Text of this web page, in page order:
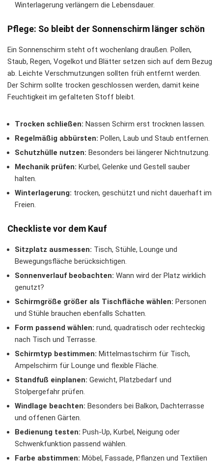
Winterlagerung verlängern die Lebensdauer.
Pflege: So bleibt der Sonnenschirm länger schön
Ein Sonnenschirm steht oft wochenlang draußen. Pollen,
Staub, Regen, Vogelkot und Blätter setzen sich auf dem Bezug
ab. Leichte Verschmutzungen sollten früh entfernt werden.
Der Schirm sollte trocken geschlossen werden, damit keine
Feuchtigkeit im gefalteten Stoff bleibt.
Trocken schließen: Nassen Schirm erst trocknen lassen.
Regelmäßig abbürsten: Pollen, Laub und Staub entfernen.
Schutzhülle nutzen: Besonders bei längerer Nichtnutzung.
Mechanik prüfen: Kurbel, Gelenke und Gestell sauber
halten.
Winterlagerung: trocken, geschützt und nicht dauerhaft im
Freien.
Checkliste vor dem Kauf
Sitzplatz ausmessen: Tisch, Stühle, Lounge und
Bewegungsfläche berücksichtigen.
Sonnenverlauf beobachten: Wann wird der Platz wirklich
genutzt?
Schirmgröße größer als Tischfläche wählen: Personen
und Stühle brauchen ebenfalls Schatten.
Form passend wählen: rund, quadratisch oder rechteckig
nach Tisch und Terrasse.
Schirmtyp bestimmen: Mittelmastschirm für Tisch,
Ampelschirm für Lounge und flexible Fläche.
Standfuß einplanen: Gewicht, Platzbedarf und
Stolpergefahr prüfen.
Windlage beachten: Besonders bei Balkon, Dachterrasse
und offenen Gärten.
Bedienung testen: Push-Up, Kurbel, Neigung oder
Schwenkfunktion passend wählen.
Farbe abstimmen: Möbel, Fassade, Pflanzen und Textilien